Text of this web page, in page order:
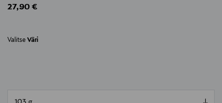
Original Price
27,90 €
Valitse Väri